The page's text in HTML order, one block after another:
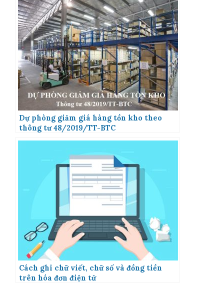
Dự phòng giảm giá hàng tồn kho theo
thông tư 48/2019/TT-BTC
Cách ghi chữ viết, chữ số và đồng tiền
trên hóa đơn điện tử